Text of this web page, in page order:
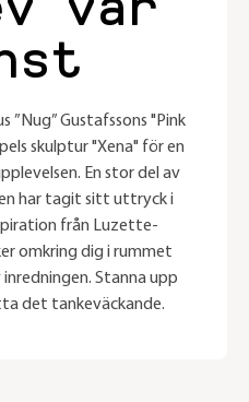
”Nug” Gustafssons "Pink
skulptur "Xena" för en
En stor del av
har tagit sitt uttryck i
från Luzette-
omkring dig i rummet
Stanna upp
det tankeväckande.